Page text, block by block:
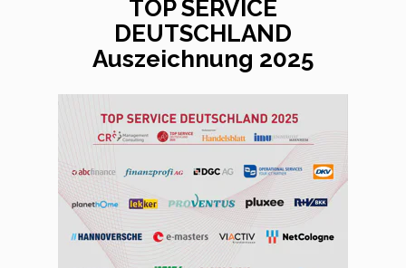
TOP SERVICE
DEUTSCHLAND
Auszeichnung 2025